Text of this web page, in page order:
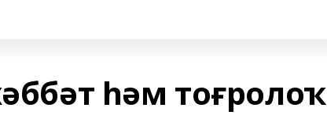
һәм тоғролоҡ